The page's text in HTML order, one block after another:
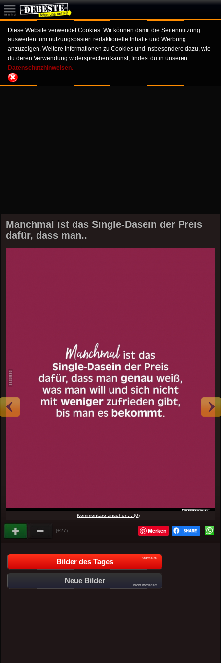
Diese Website verwendet Cookies. Wir können damit die Seitennutzung
auswerten, um nutzungsbasiert redaktionelle Inhalte und Werbung
anzuzeigen. Weitere Informationen zu Cookies und insbesondere dazu, wie
du deren Verwendung widersprechen kannst, findest du in unseren
Datenschutzhinweisen.
Manchmal ist das Single-Dasein der Preis
dafür, dass man..
Kommentare ansehen... (0)
(+27) Merken
Bilder des Tages Startseite
Neue Bilder
nicht moderiert